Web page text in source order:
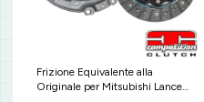
Frizione Equivalente alla
Originale per Mitsubishi Lancer